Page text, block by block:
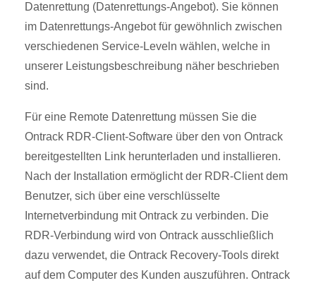
Datenrettung (Datenrettungs-Angebot). Sie können
im Datenrettungs-Angebot für gewöhnlich zwischen
verschiedenen Service-Leveln wählen, welche in
unserer Leistungsbeschreibung näher beschrieben
sind.
Für eine Remote Datenrettung müssen Sie die
Ontrack RDR-Client-Software über den von Ontrack
bereitgestellten Link herunterladen und installieren.
Nach der Installation ermöglicht der RDR-Client dem
Benutzer, sich über eine verschlüsselte
Internetverbindung mit Ontrack zu verbinden. Die
RDR-Verbindung wird von Ontrack ausschließlich
dazu verwendet, die Ontrack Recovery-Tools direkt
auf dem Computer des Kunden auszuführen. Ontrack